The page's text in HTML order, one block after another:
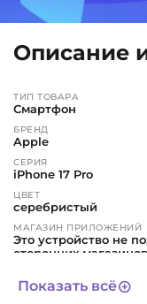
Описание
ТИП ТОВАРА
Смартфон
БРЕНД
Apple
СЕРИЯ
iPhone 17 Pro
ЦВЕТ
серебристый
МАГАЗИН ПРИЛОЖЕНИЙ
Это устройство не
сторонних
App Store. Такое
законодательства
Показать всё